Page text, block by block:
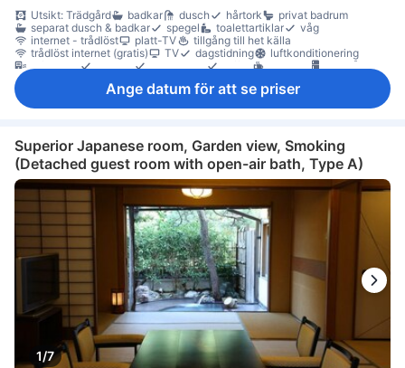
Utsikt: Trädgård
badkar dusch hårtork
privat badrum
separat dusch & badkar
spegel toalettartiklar
våg
internet - trådlöst
platt-TV
tillgång till het källa
trådlöst internet (gratis)
TV dagstidning
luftkonditionering
luftrenare
paraply sängkläder tofflor gratis te
kylskåp
värdeskåp på rummetAnge datum för att se priser
Superior Japanese room, Garden view, Smoking
(Detached guest room with open-air bath, Type A)
1/7